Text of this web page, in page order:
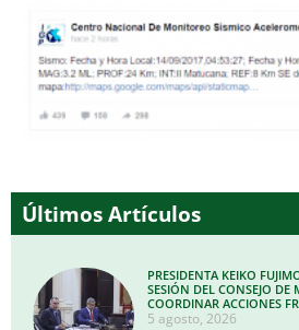
Últimos Artículos
PRESIDENTA KEIKO
SESIÓN DEL CONSEJO DE
COORDINAR ACCIONES
5 agosto, 2026